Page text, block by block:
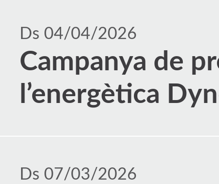
Ds 04/04/2026
Campanya de
l’energètica
Ds 07/03/2026